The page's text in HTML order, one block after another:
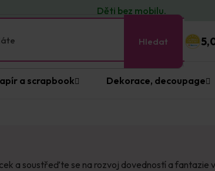
Děti bez mobilu.
Hledat
a scrapbook Dekorace, decoupage
a soustřeďte se na rozvoj dovedností a fantazie